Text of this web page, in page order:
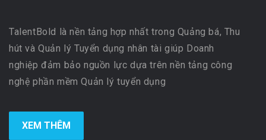
TalentBold là nền tảng hợp nhất trong Quảng bá, Thu
hút và Quản lý Tuyển dụng nhân tài giúp Doanh
nghiệp đảm bảo nguồn lực dựa trên nền tảng công
nghệ phần mềm Quản lý tuyển dụng
XEM THÊM